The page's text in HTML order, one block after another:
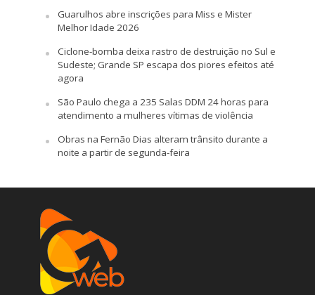
Guarulhos abre inscrições para Miss e Mister
Melhor Idade 2026
Ciclone-bomba deixa rastro de destruição no Sul e
Sudeste; Grande SP escapa dos piores efeitos até
agora
São Paulo chega a 235 Salas DDM 24 horas para
atendimento a mulheres vítimas de violência
Obras na Fernão Dias alteram trânsito durante a
noite a partir de segunda-feira